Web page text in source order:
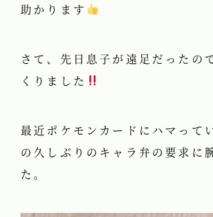
助かります
さて、先日息子が遠足だったの
くりました
最近ポケモンカードにハマって
の久しぶりのキャラ弁の要求に
た。